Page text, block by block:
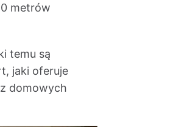
metrów
temu są
jaki oferuje
domowych